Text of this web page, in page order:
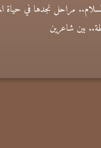
مراحل نجدها في حياة
بين شاعرين